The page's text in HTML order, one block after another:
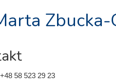
Zbucka-
+48 58 523 29 23